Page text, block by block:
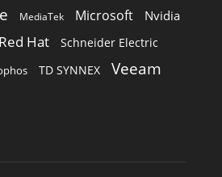
MediaTek Microsoft Nvidia
Red Hat Schneider Electric
TD SYNNEX Veeam